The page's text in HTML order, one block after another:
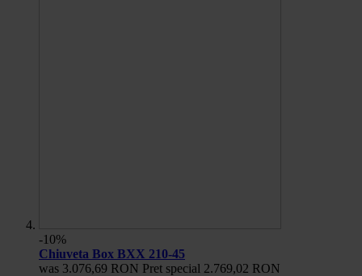
-10%
Chiuveta Box BXX 210-45
was 3.076,69 RON Pret special 2.769,02 RON